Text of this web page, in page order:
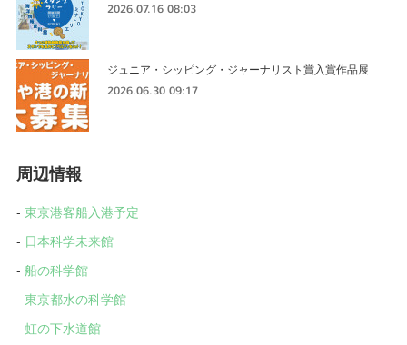
2026.07.16 08:03
ジュニア・シッピング・ジャーナリスト賞入賞作品展
2026.06.30 09:17
周辺情報
-東京港客船入港予定
- 日本科学未来館
-船の科学館
-東京都水の科学館
-虹の下水道館